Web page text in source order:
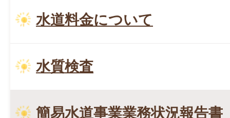
水道料金について
水質検査
簡易水道事業業務状況報告書